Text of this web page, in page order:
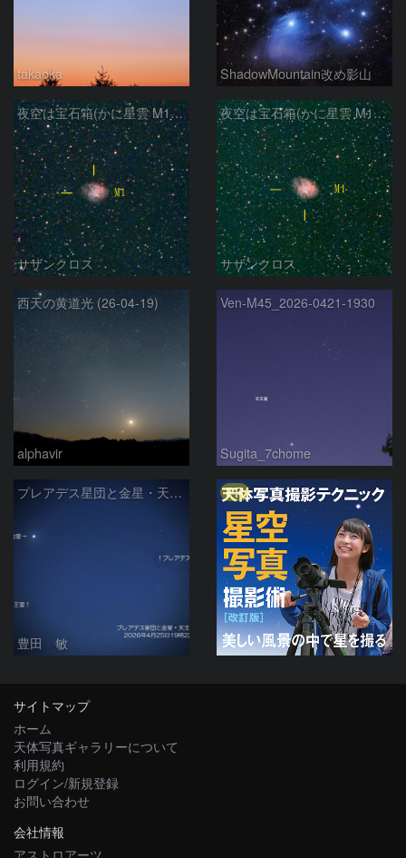
takaoka ShadowMountain改め影山
夜空は宝石箱(かに星雲 M1) Seestar50
サザンクロス
夜空は宝石箱(かに星雲 M1) Seestar50
サザンクロス
西天の黄道光 (26-04-19)
alphavir
Ven-M45_2026-0421-1930
Sugita_7chome
プレアデス星団と金星・天王星の接近 2026/4/25
豊田 敏
PR
サイトマップ
ホーム
天体写真ギャラリーについて
利用規約
ログイン/新規登録
お問い合わせ
会社情報